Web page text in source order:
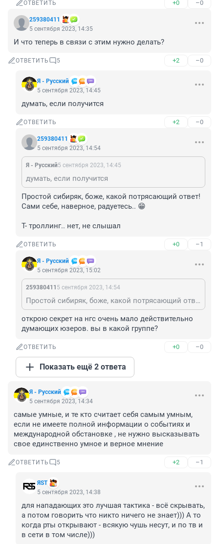
ОТВЕТИТЬ +0 –0
259380411
5 сентября 2023, 14:35
И что теперь в связи с этим нужно делать?
ОТВЕТИТЬ 5 +2 –0
Я - Русский
5 сентября 2023, 14:45
думать, если получится
ОТВЕТИТЬ +2 –0
259380411
5 сентября 2023, 14:54
Я - Русский5 сентября 2023, 14:45
думать, если получится
Простой сибиряк, боже, какой потрясающий ответ!
Сами себе, наверное, радуетесь.. 😁
Т- троллинг.. нет, не слышал
ОТВЕТИТЬ +0 –1
Я - Русский
5 сентября 2023, 15:02
259380411 5 сентября 2023, 14:54
Простой сибиряк, боже, какой потрясающий ответ! Сами себе, наверное, радуетесь.. 😁 Т- троллинг.. нет, не слышал
открою секрет на нгс очень мало действительно
думающих юзеров. вы в какой группе?
ОТВЕТИТЬ +0 –0
Показать ещё 2 ответа
Я - Русский
5 сентября 2023, 14:34
самые умные, и те кто считает себя самым умным,
если не имеете полной информации о событиях и
международной обстановке , не нужно высказывать
свое единственно умное и верное мнение
ОТВЕТИТЬ 5 +2 –1
ЯSТ
5 сентября 2023, 14:38
для нападающих это лучшая тактика - всё скрывать,
а потом говорить что никто ничего не знает))) А то
когда рты открывают - всякую чушь несут, и по тв и
в сети в том числе)))